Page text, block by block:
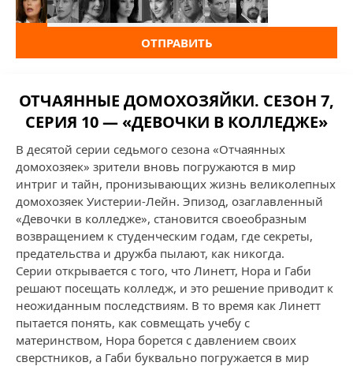
ОТПРАВИТЬ
ОТЧАЯННЫЕ ДОМОХОЗЯЙКИ. СЕЗОН 7,
СЕРИЯ 10 — «ДЕВОЧКИ В КОЛЛЕДЖЕ»
В десятой серии седьмого сезона «Отчаянных
домохозяек» зрители вновь погружаются в мир
интриг и тайн, пронизывающих жизнь великолепных
домохозяек Уистерии-Лейн. Эпизод, озаглавленный
«Девочки в колледже», становится своеобразным
возвращением к студенческим годам, где секреты,
предательства и дружба пылают, как никогда.
Серии открывается с того, что Линетт, Нора и Габи
решают посещать колледж, и это решение приводит к
неожиданным последствиям. В то время как Линетт
пытается понять, как совмещать учебу с
материнством, Нора борется с давлением своих
сверстников, а Габи буквально погружается в мир